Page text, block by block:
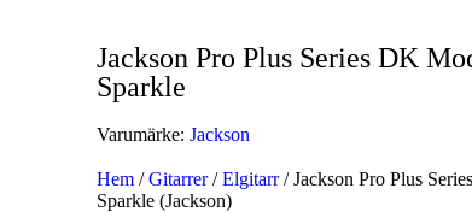
Jackson Pro Plus Series DK
Sparkle
Varumärke: Jackson
Hem /Gitarrer/Elgitarr/ Jackson Pro Plus
Sparkle (Jackson)